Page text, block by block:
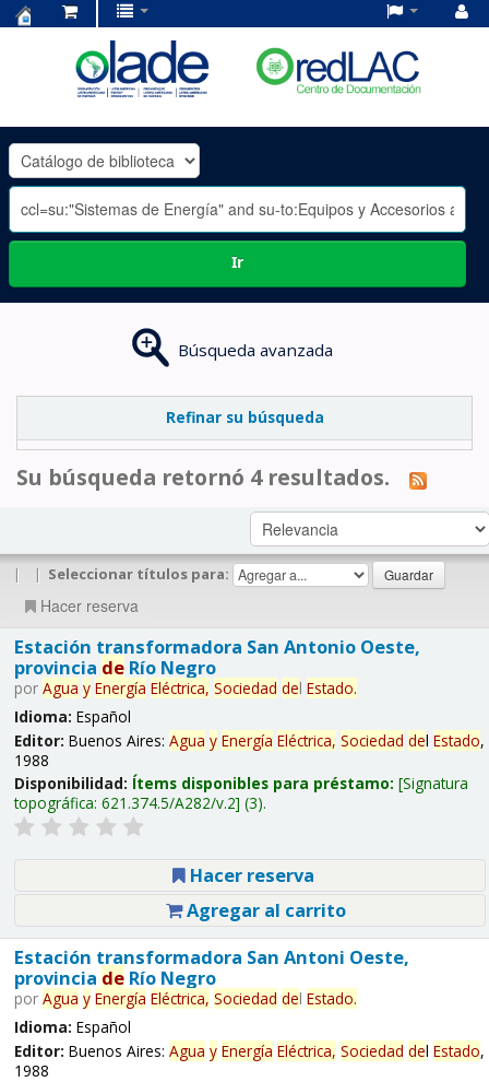
OLADE
-
Ir
Búsqueda avanzada
Refinar su búsqueda
Su búsqueda retornó 4 resultados.
| | Seleccionar títulos para:
Hacer reserva
Estación transformadora San Antonio Oeste,
provincia deRío Negro
por Agua y Energía Eléctrica, Sociedad del Estado.
Idioma: Español
Editor: Buenos Aires: Agua y Energía Eléctrica, Sociedad del Estado,
1988
Disponibilidad: Ítems disponibles para préstamo: Signatura
topográfica: 621.374.5/A282/v.2 (3).
Hacer reserva
Agregar al carrito
Estación transformadora San Antoni Oeste,
provincia deRío Negro
por Agua y Energía Eléctrica, Sociedad del Estado.
Idioma: Español
Editor: Buenos Aires: Agua y Energía Eléctrica, Sociedad del Estado,
1988